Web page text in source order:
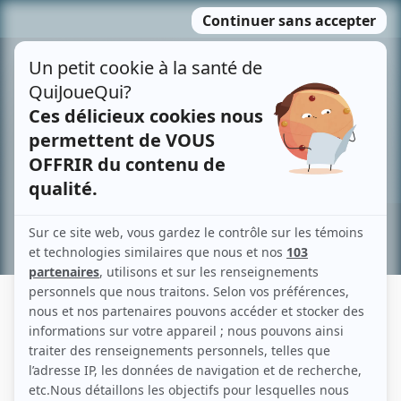
MENU
contenu
Recherche avancée »
ANNIE LEFEBVRE
Liens
Fiche de Annie Lefebvre sur Showbizz.net